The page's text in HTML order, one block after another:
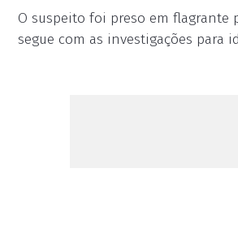
O suspeito foi preso em flagrante
segue com as investigações para